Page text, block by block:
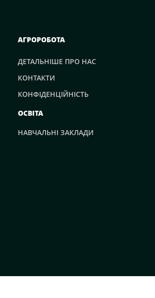
АГРОРОБОТА
ДЕТАЛЬНІШЕ ПРО НАС
КОНТАКТИ
КОНФІДЕНЦІЙНІСТЬ
ОСВІТА
НАВЧАЛЬНІ ЗАКЛАДИ